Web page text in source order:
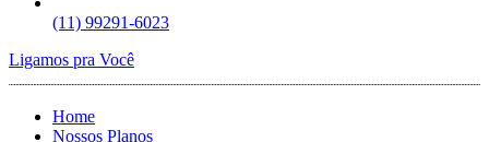
(11) 99291-6023
Ligamos pra Você
Home
Nossos Planos